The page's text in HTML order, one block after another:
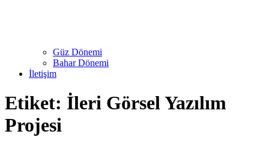
Güz Dönemi
Bahar Dönemi
İletişim
Etiket: İleri Görsel Yazılım
Projesi